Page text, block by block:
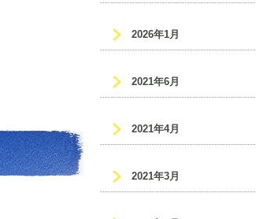
2026年1月
2021年6月
2021年4月
2021年3月